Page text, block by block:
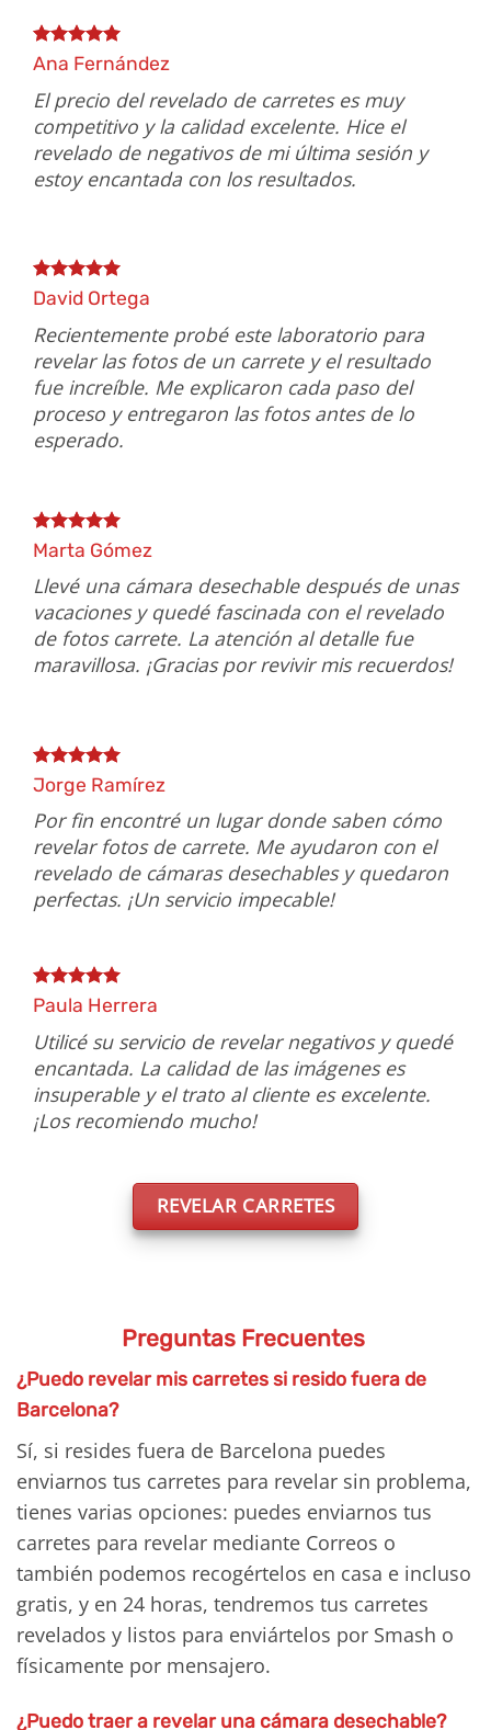
Ana Fernández
El precio del revelado de carretes es muy
competitivo y la calidad excelente. Hice el
revelado de negativos de mi última sesión y
estoy encantada con los resultados.
David Ortega
Recientemente probé este laboratorio para
revelar las fotos de un carrete y el resultado
fue increíble. Me explicaron cada paso del
proceso y entregaron las fotos antes de lo
esperado.
Marta Gómez
Llevé una cámara desechable después de unas
vacaciones y quedé fascinada con el revelado
de fotos carrete. La atención al detalle fue
maravillosa. ¡Gracias por revivir mis recuerdos!
Jorge Ramírez
Por fin encontré un lugar donde saben cómo
revelar fotos de carrete. Me ayudaron con el
revelado de cámaras desechables y quedaron
perfectas. ¡Un servicio impecable!
Paula Herrera
Utilicé su servicio de revelar negativos y quedé
encantada. La calidad de las imágenes es
insuperable y el trato al cliente es excelente.
¡Los recomiendo mucho!
REVELAR CARRETES
Preguntas Frecuentes
¿Puedo revelar mis carretes si resido fuera de
Barcelona?
Sí, si resides fuera de Barcelona puedes
enviarnos tus carretes para revelar sin problema,
tienes varias opciones: puedes enviarnos tus
carretes para revelar mediante Correos o
también podemos recogértelos en casa e incluso
gratis, y en 24 horas, tendremos tus carretes
revelados y listos para enviártelos por Smash o
físicamente por mensajero.
¿Puedo traer a revelar una cámara desechable?